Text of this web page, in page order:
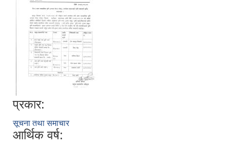
प्रकार:
सूचना तथा समाचार
आर्थिक वर्ष: